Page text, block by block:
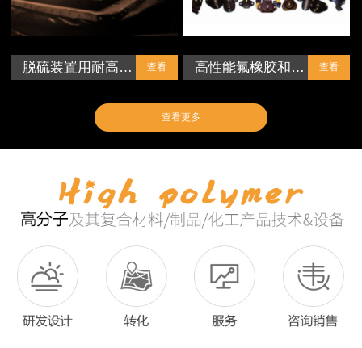
脱硫装置用耐高… 查看 高性能氟橡胶和… 查看
查看更多